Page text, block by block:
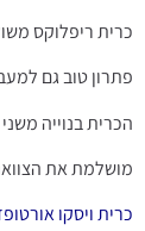
כרית ריפלוקס
פתרון טוב גם
הכרית בנוייה
מושלמת את